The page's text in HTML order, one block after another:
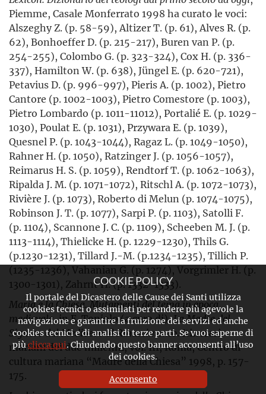
Piemme, Casale Monferrato 1998 ha curato le voci:
Alszeghy Z. (p. 58-59), Altizer T. (p. 61), Alves R. (p.
62), Bonhoeffer D. (p. 215-217), Buren van P. (p.
254-255), Colombo G. (p. 323-324), Cox H. (p. 336-
337), Hamilton W. (p. 638), Jüngel E. (p. 620-721),
Petavius D. (p. 996-997), Pieris A. (p. 1002), Pietro
Cantore (p. 1002-1003), Pietro Comestore (p. 1003),
Pietro Lombardo (p. 1011-11012), Portalié E. (p. 1029-
1030), Poulat E. (p. 1031), Przywara E. (p. 1039),
Quesnel P. (p. 1043-1044), Ragaz L. (p. 1049-1050),
Rahner H. (p. 1050), Ratzinger J. (p. 1056-1057),
Reimarus H. S. (p. 1059), Rendtorf T. (p. 1062-1063),
Ripalda J. M. (p. 1071-1072), Ritschl A. (p. 1072-1073),
Rivière J. (p. 1073), Roberto di Melun (p. 1074-1075),
Robinson J. T. (p. 1077), Sarpi P. (p. 1103), Satolli F.
(p. 1104), Scannone J. C. (p. 1109), Scheeben M. J. (p.
1113-1114), Thielicke H. (p. 1229-1230), Thils G.
(p.1230-1231), Tillard J.-M. (p.1234-1235), Tillich P.
(1235-1236), Vahanian G. (p. 1274), Vorgrimler H. (p.
1300-1301), Zahrnt H. (p. 1332-1333).
Maria e la Chiesa. Mutamenti del tema in epoca
medievale, in E. Toniolo (a cura di),La Madre del
Signore dal Medioevo al Rinascimento. Itinerari
mariani dei due millenni, vol. III, Roma, Centro di
cultura mariana “Madre della Chiesa” 1998, p. 157-
175.
COOKIE POLICY
Il portale del Dicastero delle Cause dei Santi utilizza
cookies tecnici o assimilati per rendere più agevole la
navigazione e garantire la fruizione dei servizi ed anche
cookies tecnici e di analisi di terze parti. Se vuoi saperne di
piùclicca qui. Chiudendo questo banner acconsenti all’uso
dei cookies.
Acconsento